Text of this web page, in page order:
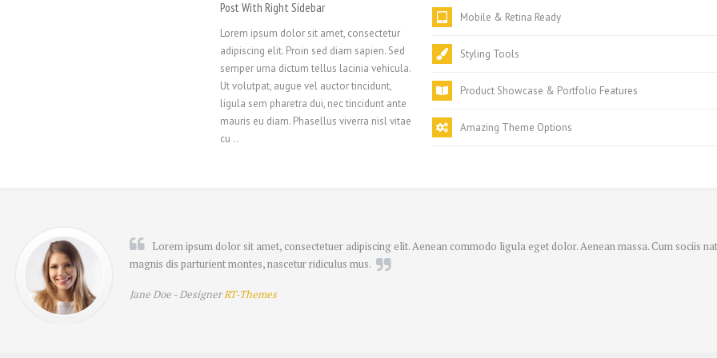
Post With Right Sidebar
Lorem ipsum dolor sit amet, consectetur
adipiscing elit. Proin sed diam sapien. Sed
semper urna dictum tellus lacinia vehicula.
Ut volutpat, augue vel auctor tincidunt,
ligula sem pharetra dui, nec tincidunt ante
mauris eu diam. Phasellus viverra nisl vitae
cu ..
Post Full Width Page
adipiscing elit. Pellentesque non eleifend
tellus. Ut dui velit, porttitor et accumsan ac,
faucibus placerat sapien. Ut sapien erat,
vulputate non ultricies id, venenatis ac
mauris. ..
Mobile & Retina Ready
Styling Tools
Product Showcase & Portfolio Features
Amazing Theme Options
Lorem ipsum dolor sit amet, consectetuer adipiscing elit. Aenean commodo ligula eget dolor. Aenean massa. Cum sociis
magnis dis parturient montes, nascetur ridiculus mus.
Jane Doe - Designer RT-Themes